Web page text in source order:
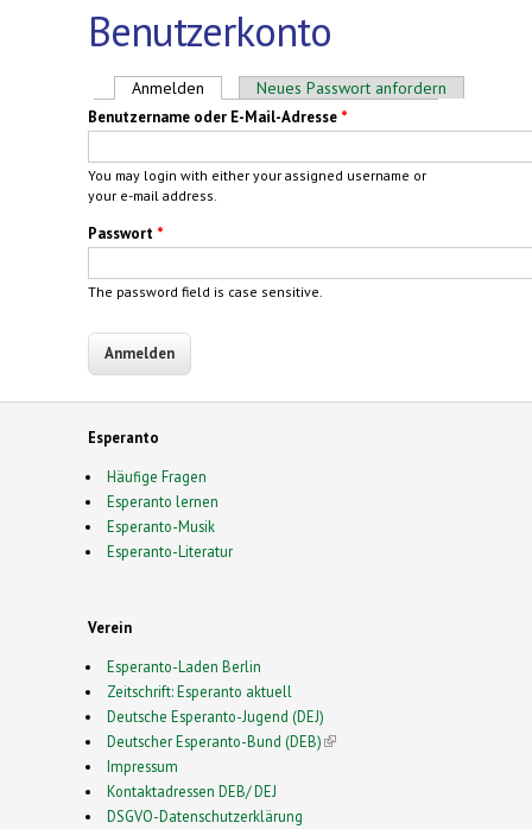
Benutzerkonto
Haupt-Reiter
Anmelden (aktiver Reiter)
Neues Passwort anfordern
Benutzername oder E-Mail-Adresse *
You may login with either your assigned username or
your e-mail address.
Passwort *
The password field is case sensitive.
Esperanto
Häufige Fragen
Esperanto lernen
Esperanto-Musik
Esperanto-Literatur
Verein
Esperanto-Laden Berlin
Zeitschrift: Esperanto aktuell
Deutsche Esperanto-Jugend (DEJ)
Deutscher Esperanto-Bund (DEB)(link is external)
Impressum
Kontaktadressen DEB/ DEJ
DSGVO-Datenschutzerklärung